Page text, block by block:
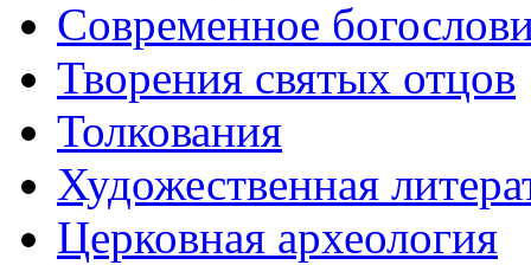
Современное
Творения святых отцов
Толкования
Художественная
Церковная археология